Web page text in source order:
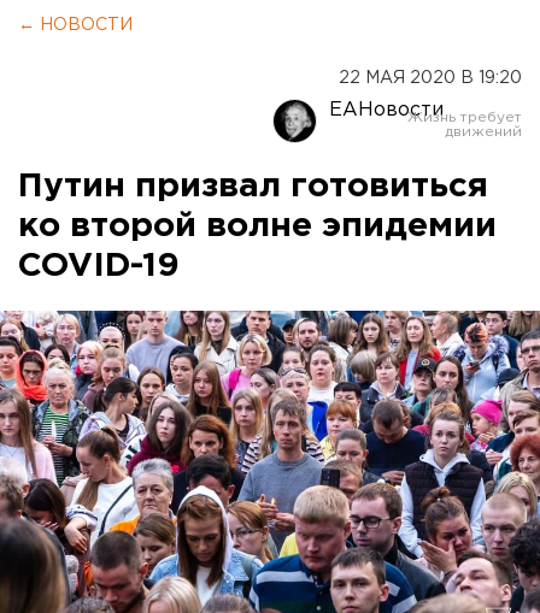
← НОВОСТИ
22 МАЯ 2020 В 19:20
ЕАНовости
Путин призвал готовиться
ко второй волне эпидемии
COVID-19